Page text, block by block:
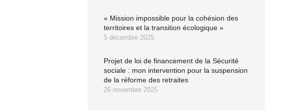
« Mission impossible pour la cohésion des
territoires et la transition écologique »
5 décembre 2025
Projet de loi de financement de la Sécurité
sociale : mon intervention pour la suspension
de la réforme des retraites
26 novembre 2025